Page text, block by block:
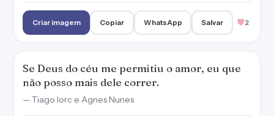
Criar imagem Copiar WhatsApp Salvar 2
Se Deus do céu me permitiu o amor, eu que
não posso mais dele correr.
— Tiago Iorc e Agnes Nunes